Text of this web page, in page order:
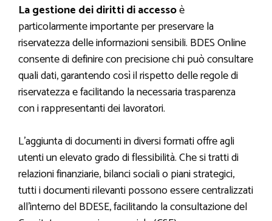
La gestione dei diritti di accessoè
particolarmente importante per preservare la
riservatezza delle informazioni sensibili. BDES Online
consente di definire con precisione chi può consultare
quali dati, garantendo così il rispetto delle regole di
riservatezza e facilitando la necessaria trasparenza
con i rappresentanti dei lavoratori.
L’aggiunta di documenti in diversi formati offre agli
utenti un elevato grado di flessibilità. Che si tratti di
relazioni finanziarie, bilanci sociali o piani strategici,
tutti i documenti rilevanti possono essere centralizzati
all’interno del BDESE, facilitando la consultazione del